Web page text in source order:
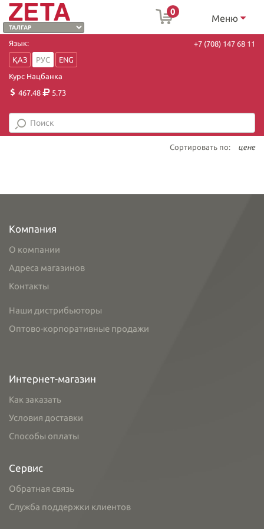
0
Меню
Язык:
ҚАЗ
РУС
ENG
Курс Нацбанка
467.48
5.73
+7 (708) 147 68 11
Сортировать по: цене
Компания
О компании
Адреса магазинов
Контакты
Наши дистрибьюторы
Оптово-корпоративные продажи
Интернет-магазин
Как заказать
Условия доставки
Способы оплаты
Сервис
Обратная связь
Служба поддержки клиентов